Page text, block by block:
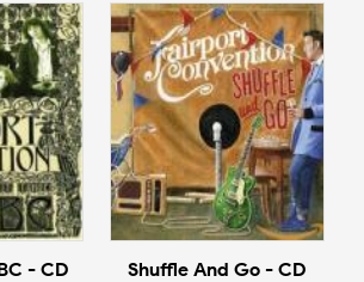
- CD
Shuffle And Go - CD